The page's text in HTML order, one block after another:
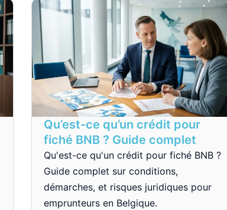
Qu’est-ce qu’un crédit pour
fiché BNB ? Guide complet
Qu'est-ce qu'un crédit pour fiché BNB ?
Guide complet sur conditions,
démarches, et risques juridiques pour
emprunteurs en Belgique.